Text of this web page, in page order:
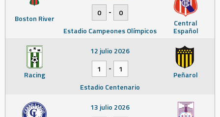
Boston River Central
Español
0
-
0
Estadio Campeones Olímpicos
Racing Peñarol
12 julio 2026
1
-
1
Estadio Centenario
13 julio 2026